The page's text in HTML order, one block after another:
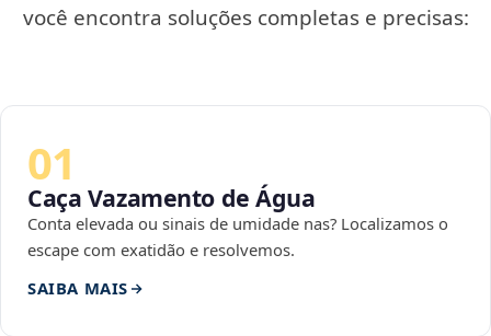
você encontra soluções completas e precisas:
01
Caça Vazamento de Água
Conta elevada ou sinais de umidade nas? Localizamos o
escape com exatidão e resolvemos.
SAIBA MAIS